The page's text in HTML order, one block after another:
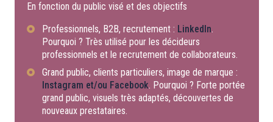
En fonction du public visé et des objectifs
Professionnels, B2B, recrutement : LinkedIn.
Pourquoi ? Très utilisé pour les décideurs
professionnels et le recrutement de collaborateurs.
Grand public, clients particuliers, image de marque :
Instagram et/ou Facebook. Pourquoi ? Forte portée
grand public, visuels très adaptés, découvertes de
nouveaux prestataires.